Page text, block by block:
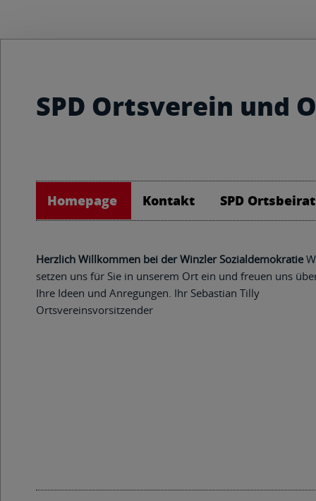
SPD Ortsverein und
Homepage Kontakt SPD
Herzlich Willkommen bei der Winzler Sozialdemokratie
setzen uns für Sie in unserem Ort ein und freuen uns
Ihre Ideen und Anregungen. Ihr Sebastian Tilly
Ortsvereinsvorsitzender